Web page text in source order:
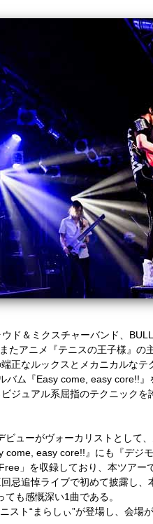
ド＆ミクスチャーバンド、
たアニメ『テニスの王子様』の
正なルックスとメカニカルな
ム『Easy come, easy core!!』
ジュアル系屈指のテクニック
ューがヴォーカリストとして
easy core!!』にも『デジ
」を収録しており、本ツアー
忌追悼ライブで初めて披露し
も感慨深い1曲である。
スト“まらしぃ”が登場し、会